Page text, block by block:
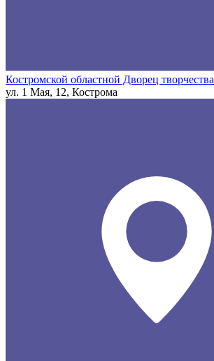
Костромской областной Дворец творчества
ул. 1 Мая, 12, Кострома